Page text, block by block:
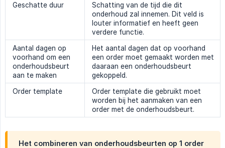
Geschatte duur
Schatting van de tijd die dit
onderhoud zal innemen. Dit veld is
louter informatief en heeft geen
verdere functie.
Aantal dagen op
voorhand om een
onderhoudsbeurt
aan te maken
Het aantal dagen dat op voorhand
een order moet gemaakt worden met
daaraan een onderhoudsbeurt
gekoppeld.
Order template
Order template die gebruikt moet
worden bij het aanmaken van een
order met de onderhoudsbeurt.
Het combineren van onderhoudsbeurten op 1 order